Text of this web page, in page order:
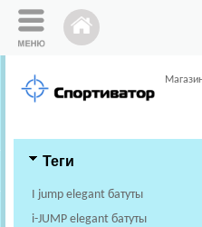
Теги
I jump elegant батуты
i-JUMP elegant батуты